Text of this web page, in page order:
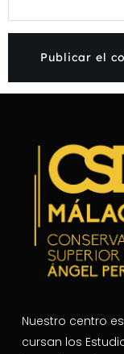
Nuestro centro
cursan los